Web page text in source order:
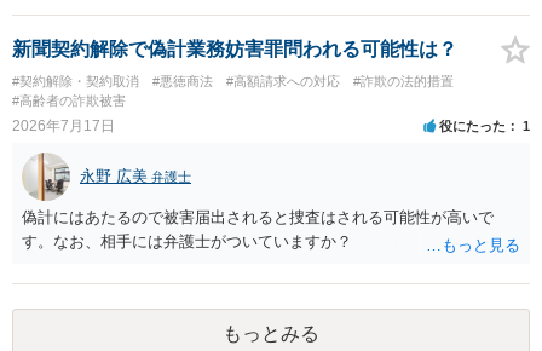
品せよ」と判決文に書かれていなくても、 全額支払い判決の前提とし
て、契約不適合責任を理由に契約を解除してれば、 原状回復義務とし
て、相談者さんは、商品の返品義務を負うことになります。 ただし、
訴訟上何等かの形で、返品義務の有無が争われ争点化していたが、 結
論として、返品義務が存在しないというような判断が判決理由中で下
（信義則による主張制限）。
新聞契約解除で偽計業務妨害罪問われる可能性は？
#契約解除・契約取消 #悪徳商法 #高額請求への対応
#詐欺の法的措置
#高齢者の詐欺被害
2026年7月17日 役にたった 1
永野 広美 弁護士
偽計にはあたるので被害届出されると捜査はされる可能性が高いで
す。なお、相手には弁護士がついていますか？
もっとみる